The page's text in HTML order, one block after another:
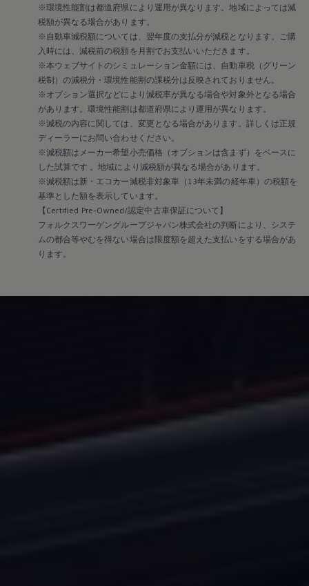
※環境性能割は都道府県により運用が異なります。地域によっては減
税額が異なる場合があります。
※自動車減税額については、翌年度の支払分が減税となります。ご購
入時には、減税前の税額を月割でお支払いいただきます。
※本ウェブサイトのシミュレーション金額には、自動車税（グリーン
税制）の減税分・環境性能割の課税分は反映されておりません。
※オプション選択などにより減税率が異なる場合や対象外となる場合
があります。環境性能割は都道府県により運用が異なります。
※減税の内容に関しては、変更となる場合があります。詳しくは正規
ディーラーにお問い合わせください。
※減税額はメーカー希望小売価格（オプションは含まず）をベースに
した試算です 。地域により減税額が異なる場合があります。
※減税額は新・エコカー減税非対象車（13年未満の経年車）の税額を
基準とした額を表示しています。
【Certified Pre-Owned/認定中古車保証について】
フォルクスワーゲングループジャパン株式会社の判断により、システ
ムの都合等やむを得ない場合は限度額を超えた支払いをする場合があ
ります。